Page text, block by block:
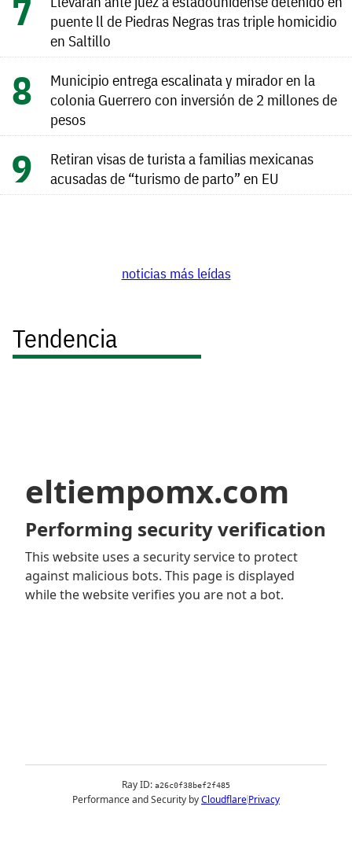
puente ll de Piedras Negras tras triple homicidio
en Saltillo
Municipio entrega escalinata y mirador en la
colonia Guerrero con inversión de 2 millones de
pesos
Retiran visas de turista a familias mexicanas
acusadas de “turismo de parto” en EU
noticias más leídas
Tendencia